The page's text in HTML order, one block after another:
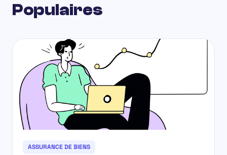
Populaires
ASSURANCE DE BIENS